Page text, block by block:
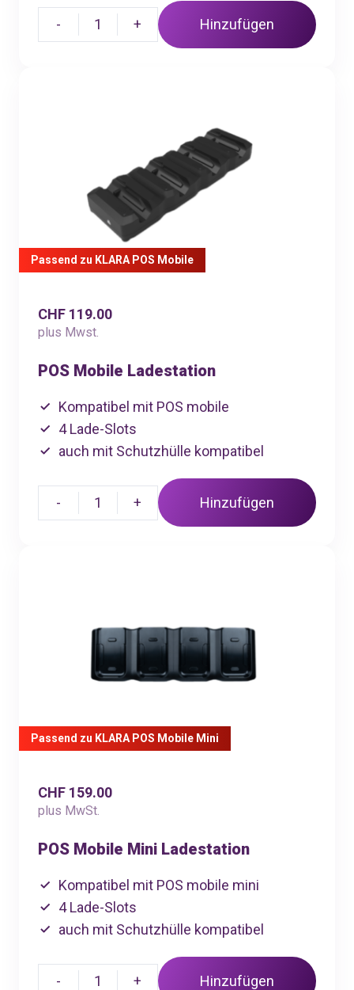
- 1 + Hinzufügen
Passend zu KLARA POS Mobile
CHF 119.00
plus Mwst.
POS Mobile Ladestation
Kompatibel mit POS mobile
4 Lade-Slots
auch mit Schutzhülle kompatibel
- 1 + Hinzufügen
Passend zu KLARA POS Mobile Mini
CHF 159.00
plus MwSt.
POS Mobile Mini Ladestation
Kompatibel mit POS mobile mini
4 Lade-Slots
auch mit Schutzhülle kompatibel
- 1 + Hinzufügen